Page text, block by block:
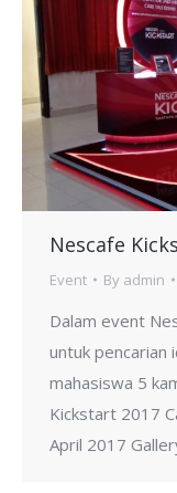
Nescafe
Event By admin
Dalam event
untuk pencarian
mahasiswa 5
Kickstart 2017
April 2017